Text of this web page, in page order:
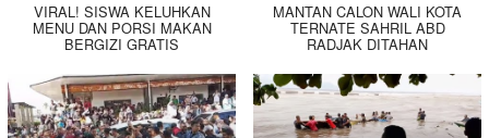
VIRAL! SISWA KELUHKAN
MENU DAN PORSI MAKAN
BERGIZI GRATIS
MANTAN CALON WALI KOTA
TERNATE SAHRIL ABD
RADJAK DITAHAN